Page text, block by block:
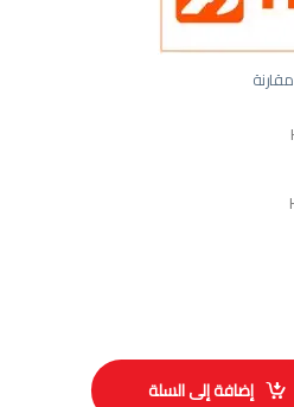
مقارنة
إضافة إلى السلة